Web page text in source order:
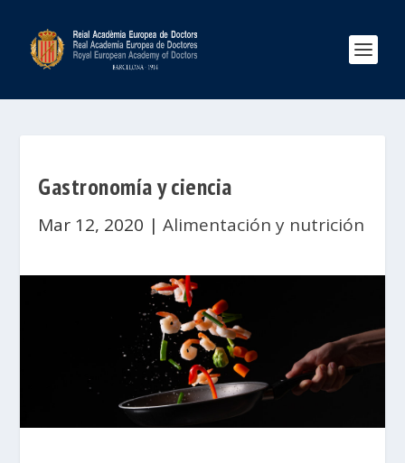
Gastronomía y ciencia
Mar 12, 2020 |Alimentación y nutrición